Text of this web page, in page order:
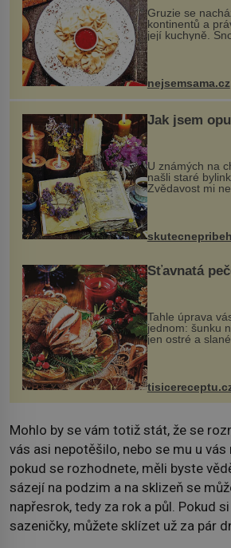
Gruzie se
kontinentů a
její kuchyně.
evropské a
vznikají
pokrmy, které
nejsemsama.cz
Jak jsem
U známých na
našli staré
Zvědavost mi
jsem si z nich
na chalupě se
změnil v děsivý
Šťavnatá
Tahle úprava
jednom: šunku
jen ostré a
nakrmíte
krků.
vcelku 3
Mohlo by se vám totiž stát, že se
vás asi nepotěšilo, nebo se mu u vás
pokud se rozhodnete, měli byste
sázejí na podzim a na sklizeň se
napřesrok, tedy za rok a půl. Pokud
sazeničky, můžete sklízet už za pár